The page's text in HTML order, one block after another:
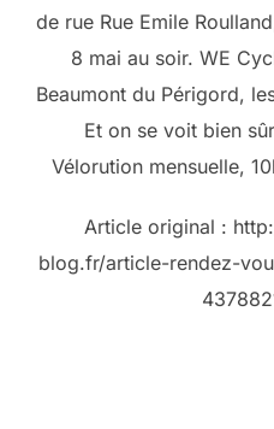
de rue Rue Emile
8 mai au soir. WE
Beaumont du Périgord,
Et on se voit bien
Vélorution mensuelle,
Article original :
blog.fr/article-rendez-